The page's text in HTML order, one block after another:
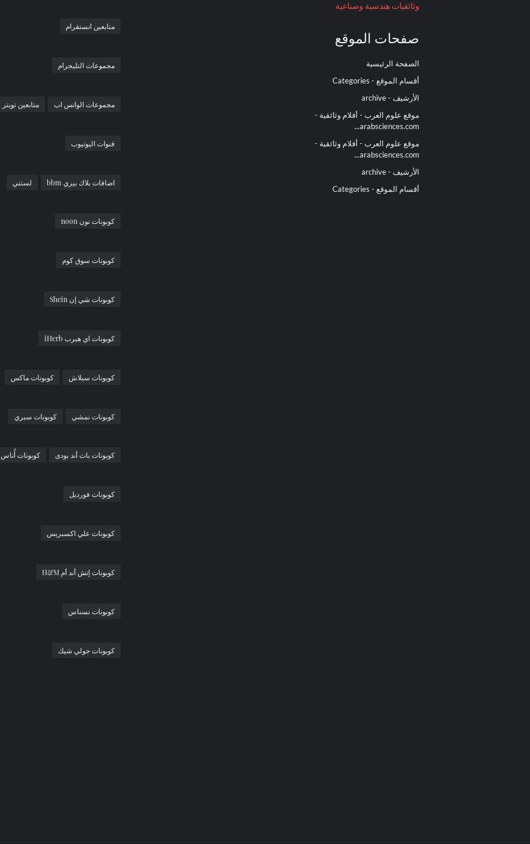
وثائقيات هندسية وصناعية
صفحات الموقع
الصفحة الرئيسية
أقسام الموقع - Categories
الأرشيف - archive
موقع علوم العرب - أفلام وثائقية -
arabsciences.com...
موقع علوم العرب - أفلام وثائقية -
arabsciences.com...
الأرشيف - archive
أقسام الموقع - Categories
متابعين انستقرام
مجموعات التليجرام
مجموعات الواتس اب متابعين تويتر
قنوات اليوتيوب
اضافات بلاك بيري bbm لستتي
كوبونات نون noon
كوبونات سوق كوم
كوبونات شي إن Shein
كوبونات اي هيرب iHerb
كوبونات سبلاش كوبونات ماكس
كوبونات نمشي كوبونات سبري
كوبونات باث أند بودى كوبونات أُناس
كوبونات فورديل
كوبونات علي اكسبريس
كوبونات إتش أند أم H&M
كوبونات نسناس
كوبونات جولي شيك